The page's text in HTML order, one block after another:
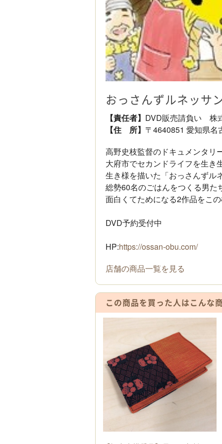
おっさんずルネッサ
【責任者】 DVD販売請負い 株
【住 所】 〒4640851 愛知県名
高野史枝監督のドキュメンタリ
大府市でセカンドライフを生き
生き様を描いた「おっさんずル
総勢60名のごはんをつくる男
面白くてためになる2作品をこ
DVD予約受付中
HP:https://ossan-obu.com/
店舗の商品一覧を見る
この商品を買った人はこんな